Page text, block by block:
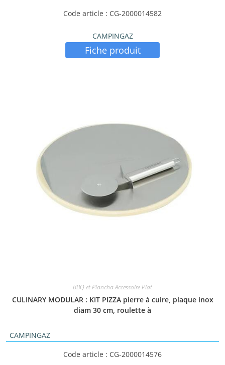
Code article : CG-2000014582
CAMPINGAZ
Fiche produit
BBQ et Plancha Accessoire Plat
CULINARY MODULAR : KIT PIZZA pierre à cuire, plaque inox
diam 30 cm, roulette à
CAMPINGAZ
Code article : CG-2000014576